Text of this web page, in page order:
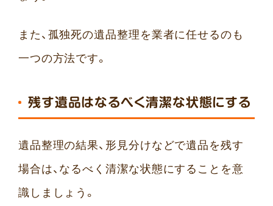
また、孤独死の遺品整理を業者に任せるのも
一つの方法です。
残す遺品はなるべく清潔な状態にする
遺品整理の結果、形見分けなどで遺品を残す
場合は、なるべく清潔な状態にすることを意
識しましょう。